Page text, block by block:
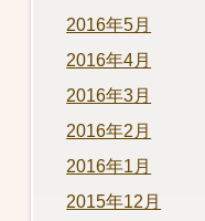
2016年5月
2016年4月
2016年3月
2016年2月
2016年1月
2015年12月